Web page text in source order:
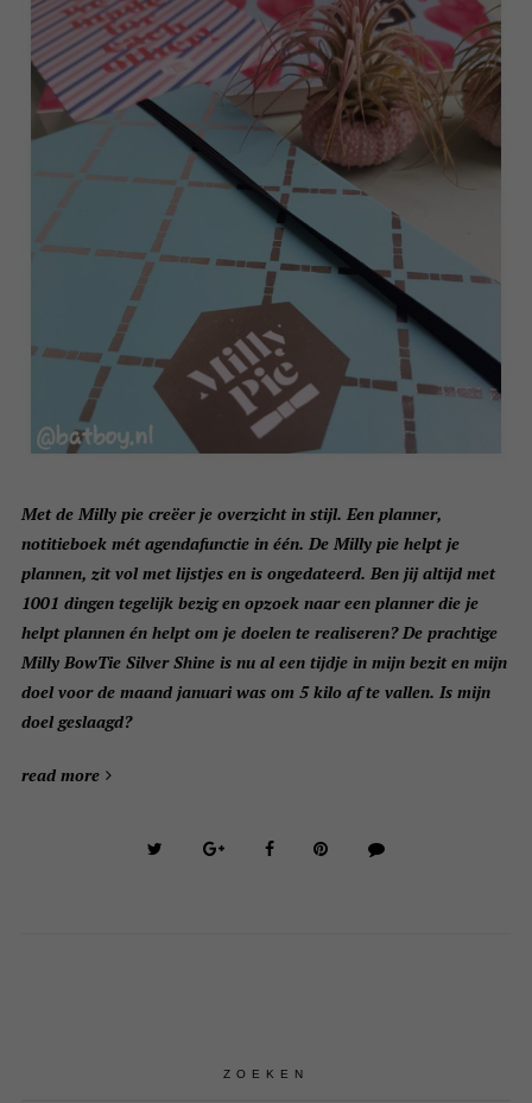
Met de Milly pie creëer je overzicht in stijl. Een planner,
notitieboek mét agendafunctie in één. De Milly pie helpt je
plannen, zit vol met lijstjes en is ongedateerd. Ben jij altijd met
1001 dingen tegelijk bezig en opzoek naar een planner die je
helpt plannen én helpt om je doelen te realiseren? De prachtige
Milly BowTie Silver Shine is nu al een tijdje in mijn bezit en mijn
doel voor de maand januari was om 5 kilo af te vallen. Is mijn
doel geslaagd?
read more
ZOEKEN